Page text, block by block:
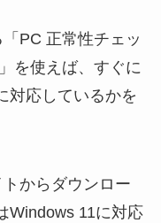
PC 正常性チェッ
を使えば、すぐに
対応しているかを
からダウンロー
Windows 11に対応